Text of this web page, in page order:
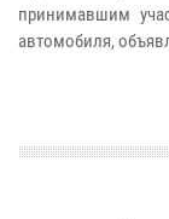
принимавшим
автомобиля,